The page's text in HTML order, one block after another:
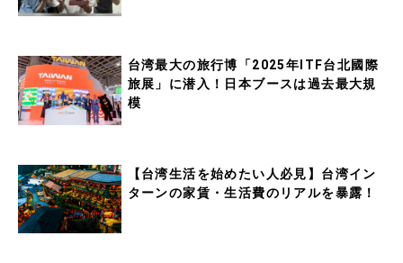
台湾最大の旅行博「2025年ITF台北國際
旅展」に潜入！日本ブースは過去最大規
模
【台湾生活を始めたい人必見】台湾イン
ターンの家賃・生活費のリアルを暴露！